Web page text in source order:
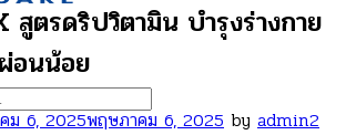
สูตรดริปวิตามิน บํารุงร่างกาย
อนน้อย
ม 6, 2025พฤษภาคม 6, 2025 by admin2